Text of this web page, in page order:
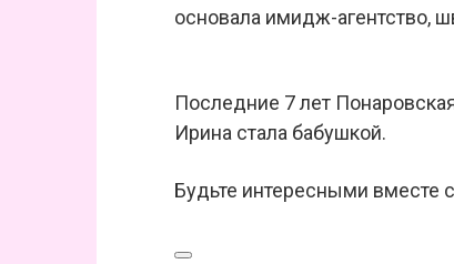
основала имидж-агентство,
Последние 7 лет
Ирина стала бабушкой.
Будьте интересными вместе с